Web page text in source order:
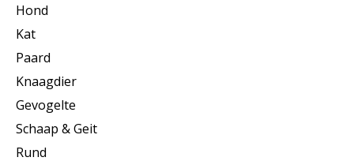
Hond
Kat
Paard
Knaagdier
Gevogelte
Schaap & Geit
Rund